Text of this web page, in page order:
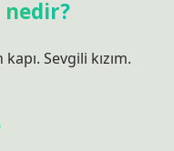
nedir?
Sevgili kızım.